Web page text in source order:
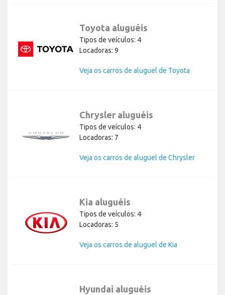
Toyota aluguéis
Tipos de veículos: 4
Locadoras: 9
Veja os carros de aluguel de Toyota
Chrysler aluguéis
Tipos de veículos: 4
Locadoras: 7
Veja os carros de aluguel de Chrysler
Kia aluguéis
Tipos de veículos: 4
Locadoras: 5
Veja os carros de aluguel de Kia
Hyundai aluguéis